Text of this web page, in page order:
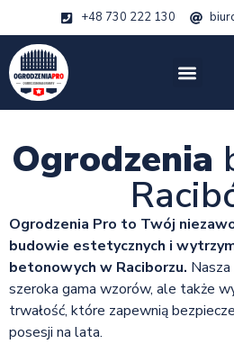
+48 730 222 130
Ogrodzenia
Ogrodzenia Pro to Twój
budowie estetycznych i
betonowych w Raciborzu.
szeroka gama wzorów, ale także
trwałość, które zapewnią
posesji na lata.